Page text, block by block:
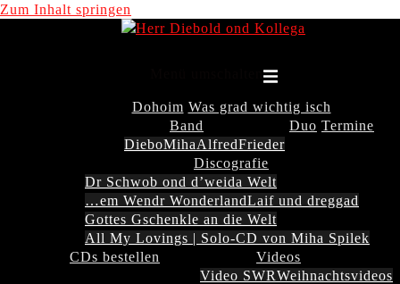
Zum Inhalt springen
Dohoim Was grad wichtig isch
Band
DieboMihaAlfredFrieder
Duo Termine
Discografie
Dr Schwob ond d’weida Welt
…em Wendr WonderlandLaif und dreggad
Gottes Gschenkle an die Welt
All My Lovings | Solo-CD von Miha Spilek
CDs bestellen
Videos
Video SWRWeihnachtsvideos